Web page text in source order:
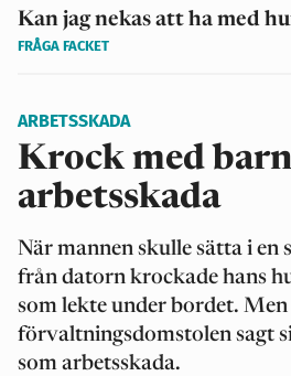
Kan jag nekas att ha med
FRÅGA FACKET
ARBETSSKADA
Krock med
arbetsskada
När mannen skulle sätta i en
från datorn krockade hans
som lekte under bordet.
förvaltningsdomstolen sagt
som arbetsskada.